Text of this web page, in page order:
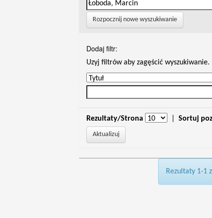
Rozpocznij nowe wyszukiwanie
Dodaj filtr:
Uzyj filtrów aby zagęścić wyszukiwanie.
Rezultaty/Strona Sortuj
Rezultaty 1-1